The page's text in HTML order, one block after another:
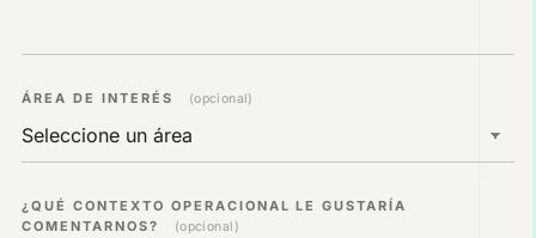
ÁREA DE INTERÉS (opcional)
¿QUÉ CONTEXTO OPERACIONAL LE GUSTARÍA
COMENTARNOS?
(opcional)